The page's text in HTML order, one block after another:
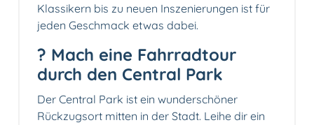
Klassikern bis zu neuen Inszenierungen ist für
jeden Geschmack etwas dabei.
? Mach eine Fahrradtour
durch den Central Park
Der Central Park ist ein wunderschöner
Rückzugsort mitten in der Stadt. Leihe dir ein